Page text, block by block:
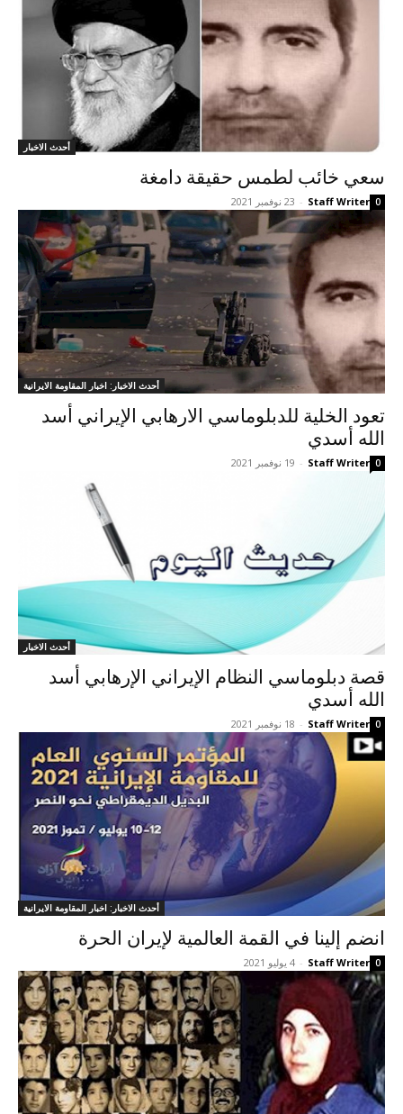
أحدث الاخبار
سعي خائب لطمس حقيقة دامغة
Staff Writer
- 23 نوفمبر 2021 0
أحدث الاخبار: اخبار المقاومة الايرانية
تعود الخلیة للدبلوماسي الارهابي الإيراني أسد
الله أسدي
Staff Writer
- 19 نوفمبر 2021 0
أحدث الاخبار
قصة دبلوماسي النظام الإيراني الإرهابي أسد
الله أسدي
Staff Writer
- 18 نوفمبر 2021 0
أحدث الاخبار: اخبار المقاومة الايرانية
انضم إلينا في القمة العالمية لإيران الحرة
Staff Writer
- 4 يوليو 2021 0